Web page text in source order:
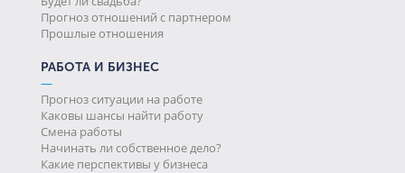
Прогноз отношений с партнером
Прошлые отношения
РАБОТА И БИЗНЕС
—
Прогноз ситуации на работе
Каковы шансы найти работу
Смена работы
Начинать ли собственное дело?
Какие перспективы у бизнеса